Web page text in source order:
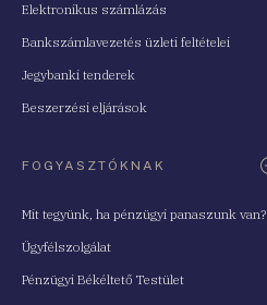
Elektronikus számlázás
Bankszámlavezetés üzleti feltételei
Jegybanki tenderek
Beszerzési eljárások
FOGYASZTÓKNAK
Mit tegyünk, ha pénzügyi panaszunk van?
Ügyfélszolgálat
Pénzügyi Békéltető Testület